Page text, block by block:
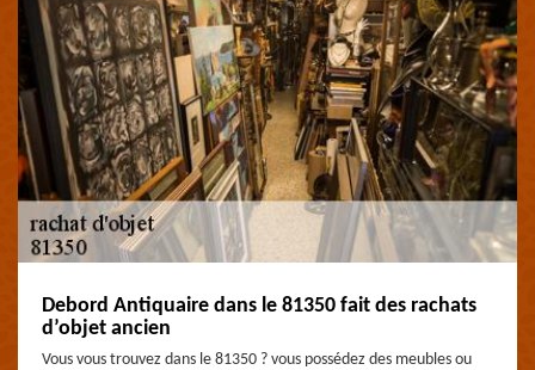
Debord Antiquaire dans le 81350 fait des rachats
d’objet ancien
Vous vous trouvez dans le 81350 ? vous possédez des meubles ou